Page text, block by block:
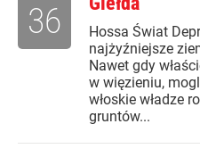
Hossa Świat
najżyźniejsze
Nawet gdy
w więzieniu,
włoskie władze
gruntów...
36